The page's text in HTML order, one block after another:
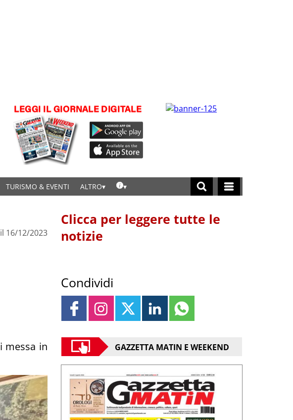
TURISMO & EVENTI ALTRO
il 16/12/2023
messa in
Clicca per leggere tutte le
notizie
Condividi
GAZZETTA MATIN E WEEKEND